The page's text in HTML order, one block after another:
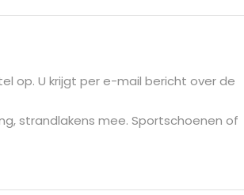
op. U krijgt per e-mail bericht over de
strandlakens mee. Sportschoenen of